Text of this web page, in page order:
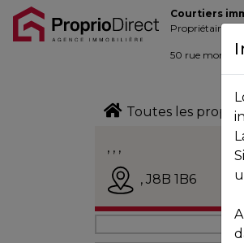
Blogue
Courtiers
Propriétaires de
50 rue morin,
Toutes les
Vendu
, , ,
, J8B 1B6